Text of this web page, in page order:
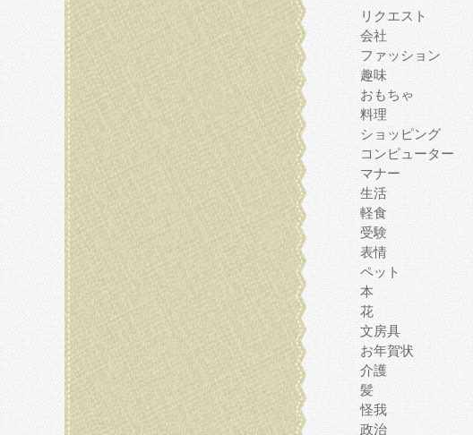
リクエスト
会社
ファッション
趣味
おもちゃ
料理
ショッピング
コンピューター
マナー
生活
軽食
受験
表情
ペット
本
花
文房具
お年賀状
介護
髪
怪我
政治